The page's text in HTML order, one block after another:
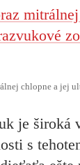
chlopne a jej
je široká
s